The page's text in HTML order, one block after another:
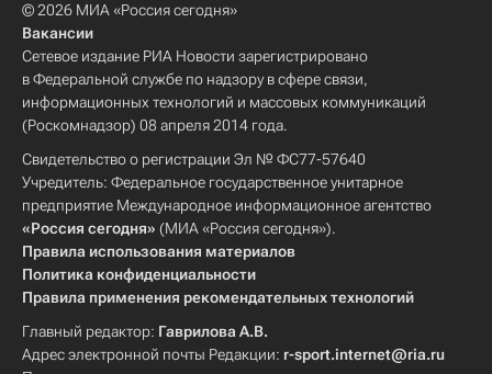
© 2026 МИА «Россия сегодня»
Вакансии
Сетевое издание РИА Новости зарегистрировано
в Федеральной службе по надзору в сфере связи,
информационных технологий и массовых коммуникаций
(Роскомнадзор) 08 апреля 2014 года.
Свидетельство о регистрации Эл № ФС77-57640
Учредитель: Федеральное государственное унитарное
предприятие Международное информационное агентство
«Россия сегодня» (МИА «Россия сегодня»).
Правила использования материалов
Политика конфиденциальности
Правила применения рекомендательных технологий
Главный редактор: Гаврилова А.В.
Адрес электронной почты Редакции: r-sport.internet@ria.ru